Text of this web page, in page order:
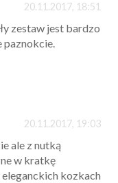
20.11.2017, 18:51
zestaw jest bardzo
paznokcie.
20.11.2017, 19:03
ale z nutką
w kratkę
kozkach